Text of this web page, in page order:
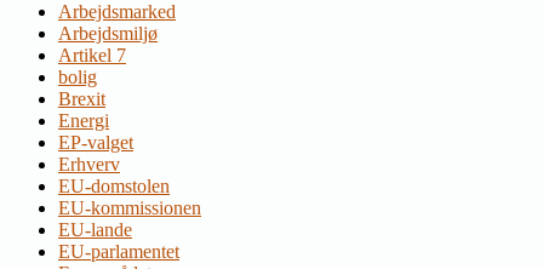
Arbejdsmarked
Arbejdsmiljø
Artikel 7
bolig
Brexit
Energi
EP-valget
Erhverv
EU-domstolen
EU-kommissionen
EU-lande
EU-parlamentet